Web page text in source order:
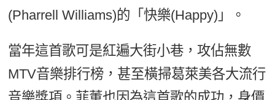
(Pharrell Williams)的「快樂(Happy)」。
當年這首歌可是紅遍大街小巷，攻佔無數
MTV音樂排行榜，甚至橫掃葛萊美各大流行